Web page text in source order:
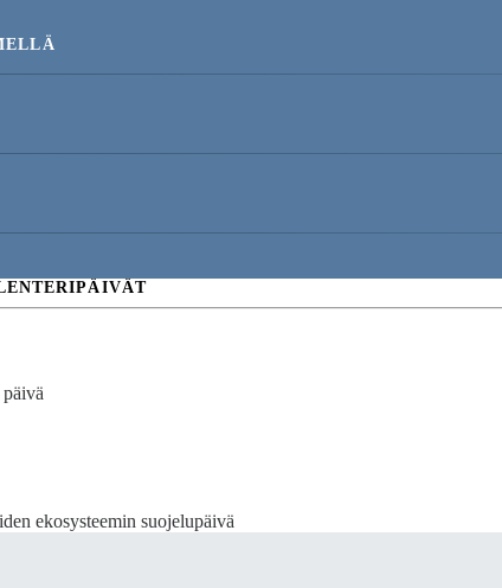
ekosysteemin suojelupäivä